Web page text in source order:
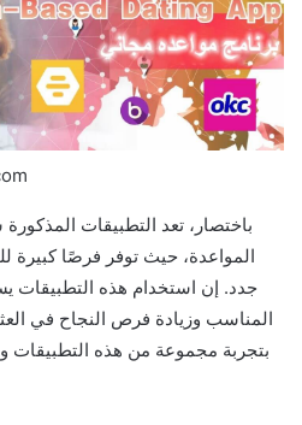
باختصار، تعد التطبيقات
المواعدة، حيث توفر فرصًا
جدد. إن استخدام هذه التطبيقات
المناسب وزيادة فرص النجاح في
بتجربة مجموعة من هذه التطبيقات